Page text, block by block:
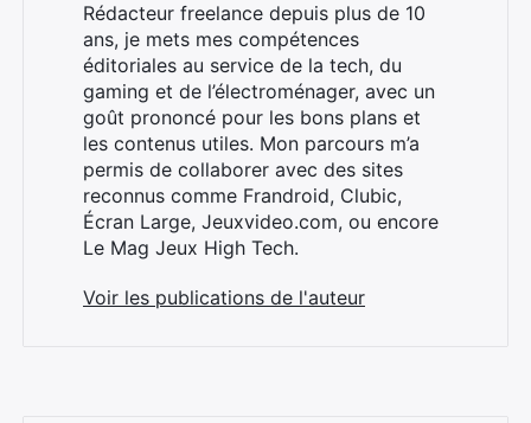
Rédacteur freelance depuis plus de 10
ans, je mets mes compétences
éditoriales au service de la tech, du
gaming et de l’électroménager, avec un
goût prononcé pour les bons plans et
les contenus utiles. Mon parcours m’a
permis de collaborer avec des sites
reconnus comme Frandroid, Clubic,
Écran Large, Jeuxvideo.com, ou encore
Le Mag Jeux High Tech.
Voir les publications de l'auteur
Rechercher